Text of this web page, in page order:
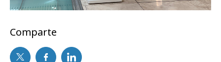
Comparte